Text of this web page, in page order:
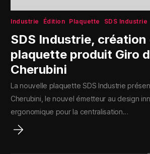
Industrie Édition Plaquette SDS Industrie
SDS Industrie, création
plaquette produit Giro
Cherubini
La nouvelle plaquette SDS Industrie
Cherubini, le nouvel émetteur au design
ergonomique pour la centralisation…